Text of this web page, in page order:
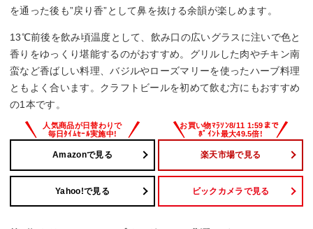
を通った後も”戻り香”として鼻を抜ける余韻が楽しめます。
13℃前後を飲み頃温度として、飲み口の広いグラスに注いで色と
香りをゆっくり堪能するのがおすすめ。グリルした肉やチキン南
蛮など香ばしい料理、バジルやローズマリーを使ったハーブ料理
ともよく合います。クラフトビールを初めて飲む方にもおすすめ
の1本です。
Amazonで見る 楽天市場で見る
Yahoo!で見る ビックカメラで見る